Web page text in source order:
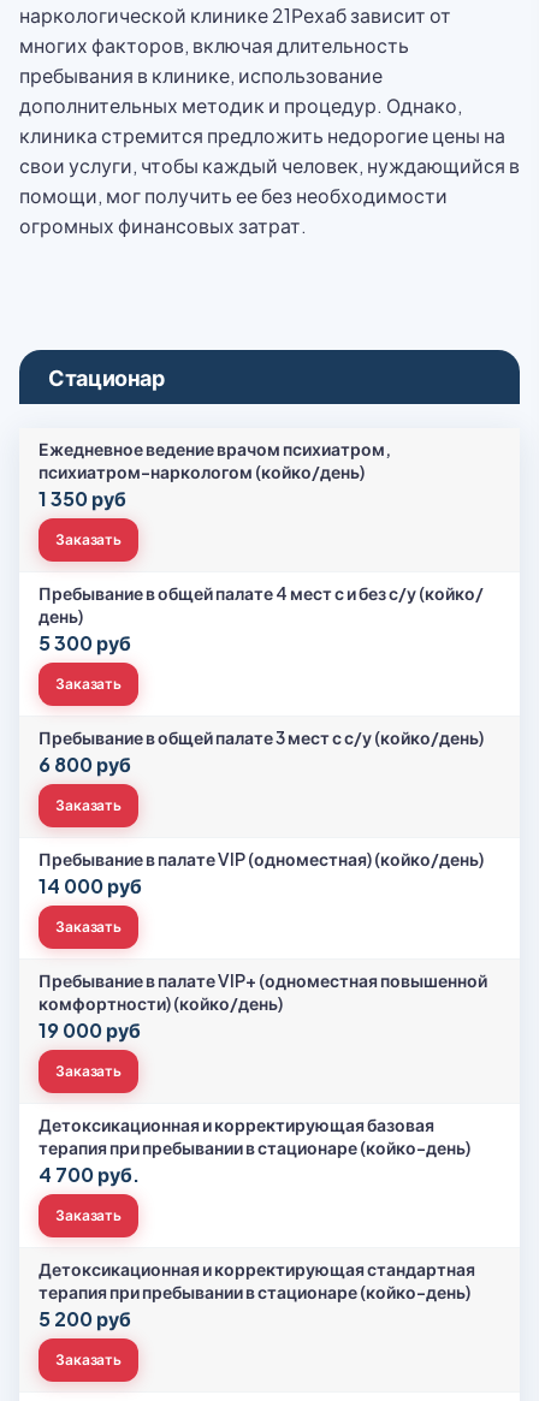
наркологической клинике 21Рехаб зависит от
многих факторов, включая длительность
пребывания в клинике, использование
дополнительных методик и процедур. Однако,
клиника стремится предложить недорогие цены на
свои услуги, чтобы каждый человек, нуждающийся в
помощи, мог получить ее без необходимости
огромных финансовых затрат.
Стационар
Ежедневное ведение врачом психиатром,
психиатром-наркологом (койко/день)
1 350 руб
Заказать
Пребывание в общей палате 4 мест с и без с/у (койко/
день)
5 300 руб
Заказать
Пребывание в общей палате 3 мест с с/у (койко/день)
6 800 руб
Заказать
Пребывание в палате VIP (одноместная) (койко/день)
14 000 руб
Заказать
Пребывание в палате VIP+ (одноместная повышенной
комфортности) (койко/день)
19 000 руб
Заказать
Детоксикационная и корректирующая базовая
терапия при пребывании в стационаре (койко-день)
4 700 руб.
Заказать
Детоксикационная и корректирующая стандартная
терапия при пребывании в стационаре (койко-день)
5 200 руб
Заказать